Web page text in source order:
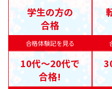
合格体験記を見る
学生の方の
合格
10代〜20代で
合格!